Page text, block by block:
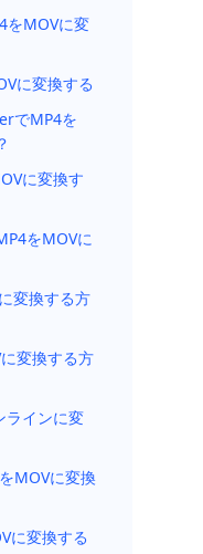
をMOVに変
に変換する
でMP4を
に変換す
をMOVに
変換する方
変換する方
ラインに変
MOVに変換
に変換する